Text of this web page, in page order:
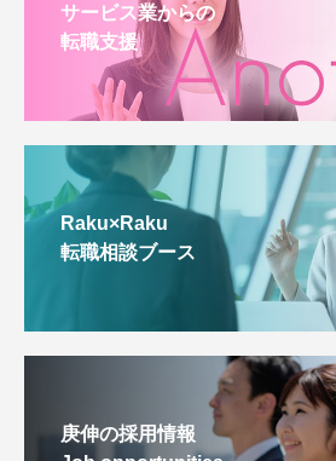
サービス業からの
転職支援
Raku×Raku
転職相談ブース
庚伸の採用情報